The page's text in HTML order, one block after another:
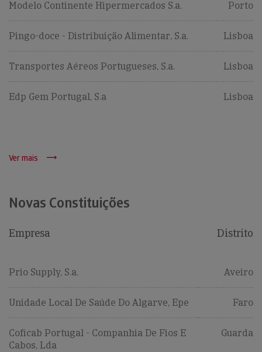
Modelo Continente Hipermercados S.a. Porto
Pingo-doce - Distribuição Alimentar, S.a. Lisboa
Transportes Aéreos Portugueses, S.a. Lisboa
Edp Gem Portugal, S.a Lisboa
Ver mais
Novas Constituições
Empresa Distrito
Prio Supply, S.a. Aveiro
Unidade Local De Saúde Do Algarve, Epe Faro
Coficab Portugal - Companhia De Fios E
Cabos, Lda
Guarda